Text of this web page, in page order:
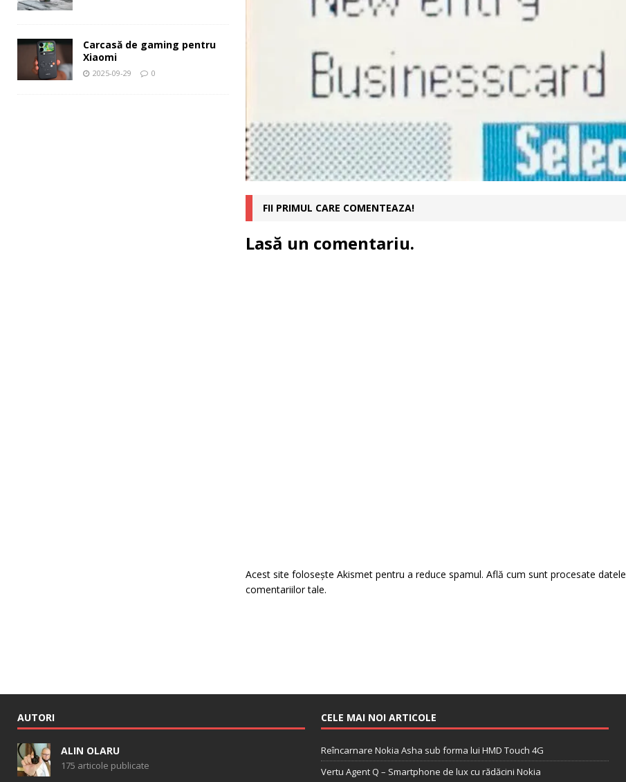
FII PRIMUL CARE COMENTEAZA!
Lasă un comentariu.
Acest site folosește Akismet pentru a reduce spamul. Află cum sunt procesate datele
comentariilor tale.
Carcasă de gaming pentru
Xiaomi
2025-09-29 0
AUTORI
ALIN OLARU
175 articole publicate
CELE MAI NOI ARTICOLE
Reîncarnare Nokia Asha sub forma lui HMD Touch 4G
Vertu Agent Q – Smartphone de lux cu rădăcini Nokia